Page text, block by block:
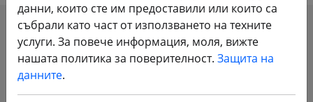
SHOW FILTERS
данни, които сте им предоставили или които са
събрали като част от използването на техните
услуги. За повече информация, моля, вижте
нашата политика за поверителност. Защита на
данните.